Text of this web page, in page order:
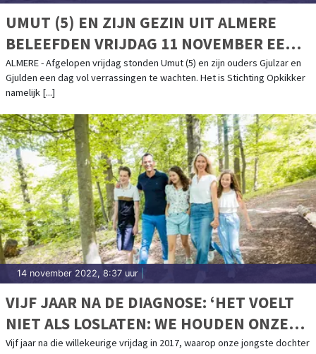
UMUT (5) EN ZIJN GEZIN UIT ALMERE
BELEEFDEN VRIJDAG 11 NOVEMBER EEN
WELVERDIENDE OPKIKKERDAG VOL
VERRASSINGEN!
ALMERE - Afgelopen vrijdag stonden Umut (5) en zijn ouders Gjulzar en
Gjulden een dag vol verrassingen te wachten. Het is Stichting Opkikker
namelijk [...]
14 november 2022, 8:37 uur
VIJF JAAR NA DE DIAGNOSE: ‘HET VOELT
NIET ALS LOSLATEN: WE HOUDEN ONZE
WERKELIJKHEID ANDERS VAST.’
Vijf jaar na die willekeurige vrijdag in 2017, waarop onze jongste dochter